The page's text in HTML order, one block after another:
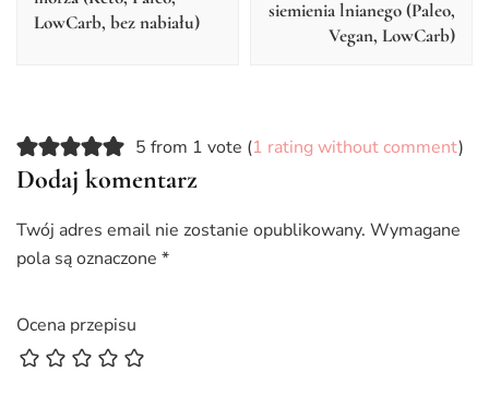
LowCarb, bez nabiału)
siemienia lnianego (Paleo,
Vegan, LowCarb)
5 from 1 vote (1 rating without comment)
Dodaj komentarz
Twój adres email nie zostanie opublikowany. Wymagane
pola są oznaczone *
Ocena przepisu